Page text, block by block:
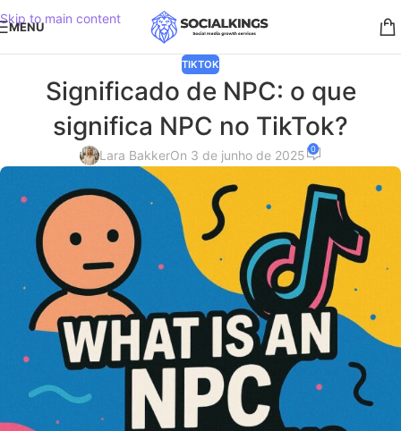
Skip to main content
MENU
TIKTOK
Significado de NPC: o que
significa NPC no TikTok?
Lara BakkerOn 3 de junho de 2025 0